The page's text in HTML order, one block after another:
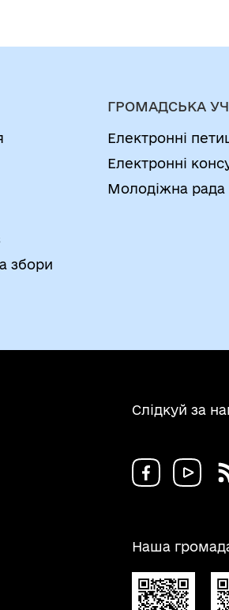
збори
ГРОМАДСЬКА
Електронні
Електронні
Молодіжна рада
Слідкуй за
Наша